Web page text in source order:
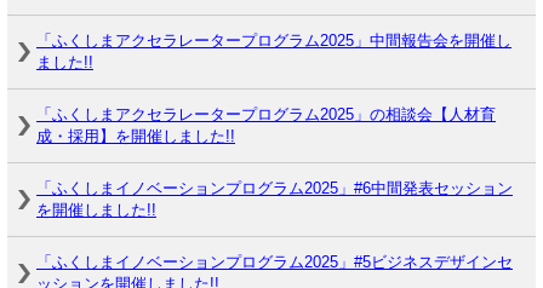
「ふくしまアクセラレータープログラム2025」中間報告会を開催し
ました!!
「ふくしまアクセラレータープログラム2025」の相談会【人材育
成・採用】を開催しました!!
「ふくしまイノベーションプログラム2025」#6中間発表セッション
を開催しました!!
「ふくしまイノベーションプログラム2025」#5ビジネスデザインセ
ッションを開催しました!!